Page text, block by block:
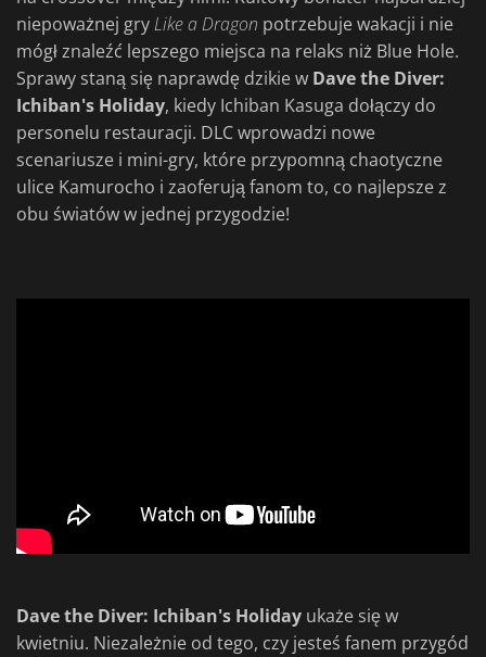
niepoważnej gryLike aDragon potrzebuje wakacji i nie
mógł znaleźć lepszego miejsca na relaks niż Blue Hole.
Sprawy staną się naprawdę dzikie w Dave the Diver:
Ichiban's Holiday, kiedy Ichiban Kasuga dołączy do
personelu restauracji. DLC wprowadzi nowe
scenariusze i mini-gry, które przypomną chaotyczne
ulice Kamurocho i zaoferują fanom to, co najlepsze z
obu światów w jednej przygodzie!
Dave the Diver: Ichiban's Holiday ukaże się w
kwietniu. Niezależnie od tego, czy jesteś fanem przygód